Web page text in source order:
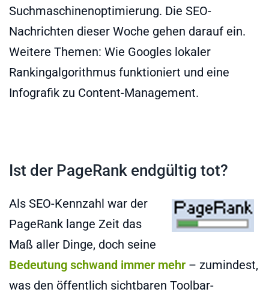
Suchmaschinenoptimierung. Die SEO-
Nachrichten dieser Woche gehen darauf ein.
Weitere Themen: Wie Googles lokaler
Rankingalgorithmus funktioniert und eine
Infografik zu Content-Management.
Ist der PageRank endgültig tot?
Als SEO-Kennzahl war der
PageRank lange Zeit das
Maß aller Dinge, doch seine
Bedeutung schwand immer mehr – zumindest,
was den öffentlich sichtbaren Toolbar-